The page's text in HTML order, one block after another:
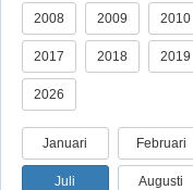
2008 2009 2010
2017 2018 2019
2026
Januari Februari
Juli Augusti